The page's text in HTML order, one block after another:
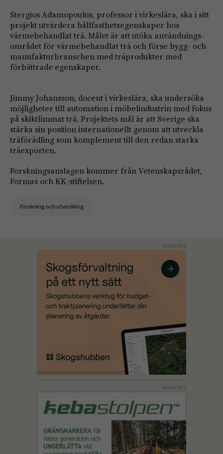
Stergios Adamopoulus, professor i virkeslära, ska i sitt
projekt utvärdera hållfasthetsegenskaper hos
värmebehandlat trä. Målet är att utöka användnings-
området för värmebehandlat trä och förse bygg- och
manufakturbranschen med träprodukter med
förbättrade egenskaper.
Jimmy Johansson, docent i virkeslära, ska undersöka
möjligheter till automation i möbelindustrin med fokus
på skiktlimmat trä. Projektets mål är att Sverige ska
stärka sin position internationellt genom att utveckla
träförädling som komplement till den redan starka
träexporten.
Forskningsanslagen kommer från Vetenskapsrådet,
Formas och KK-stiftelsen.
Forskning och utveckling